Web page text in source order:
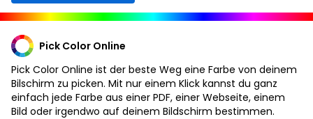
Pick Color Online
Pick Color Online ist der beste Weg eine Farbe von deinem
Bilschirm zu picken. Mit nur einem Klick kannst du ganz
einfach jede Farbe aus einer PDF, einer Webseite, einem
Bild oder irgendwo auf deinem Bildschirm bestimmen.